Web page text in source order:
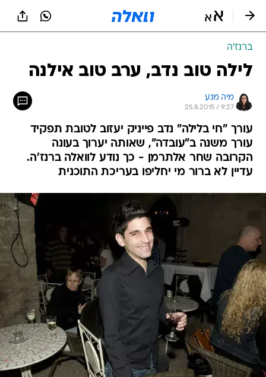
ברנז'ה
לילה טוב נדב, ערב טוב אילנה
מיה מנע
25.8.2015 / 9:27
עורך "חי בלילה" נדב פייניק יעזוב לטובת תפקיד
עורך משנה ב"עובדה", שאותה יערוך בעונה
הקרובה שחר אלתרמן - כך נודע לוואלה ברנז'ה.
עדיין לא ברור מי יחליפו בעריכת התוכנית